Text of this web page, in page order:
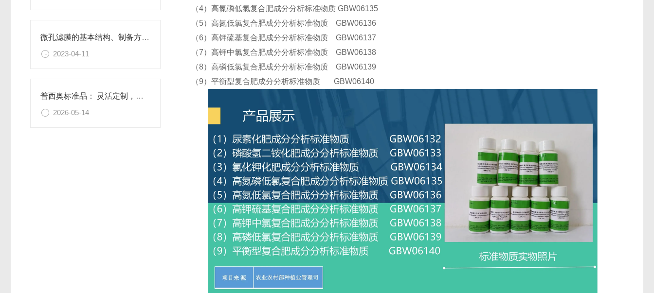
微孔滤膜的基本结构、制备方法、性能特点以及应用领域
2023-04-11
普西奥标准品： 灵活定制，满足特殊需求
2026-05-14
（4）高氮磷低氯复合肥成分分析标准物质 GBW06135
（5）高氮低氯复合肥成分分析标准物质 GBW06136
（6）高钾硫基复合肥成分分析标准物质 GBW06137
（7）高钾中氯复合肥成分分析标准物质 GBW06138
（8）高磷低氯复合肥成分分析标准物质 GBW06139
（9）平衡型复合肥成分分析标准物质 GBW06140